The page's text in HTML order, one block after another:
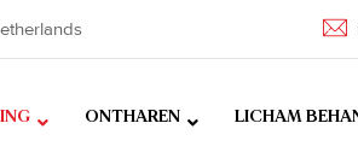
ONTHAREN LICHAM